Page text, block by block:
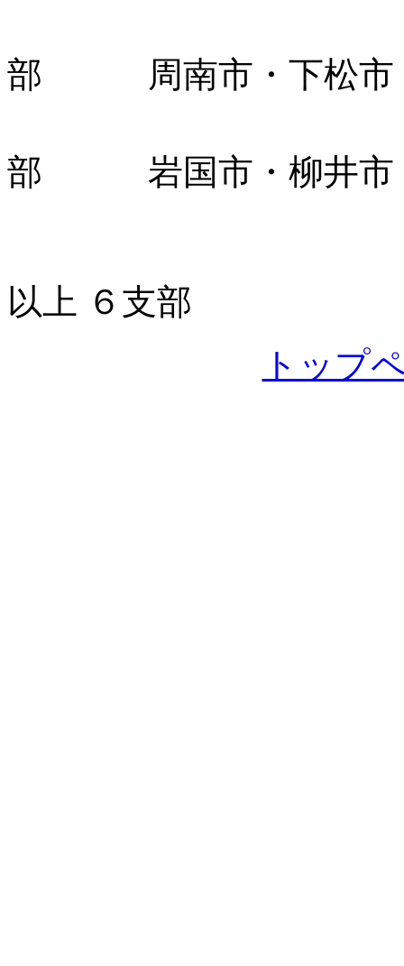
部 周南市・下松市
部 岩国市・柳井市・
以上 ６支部
トップ